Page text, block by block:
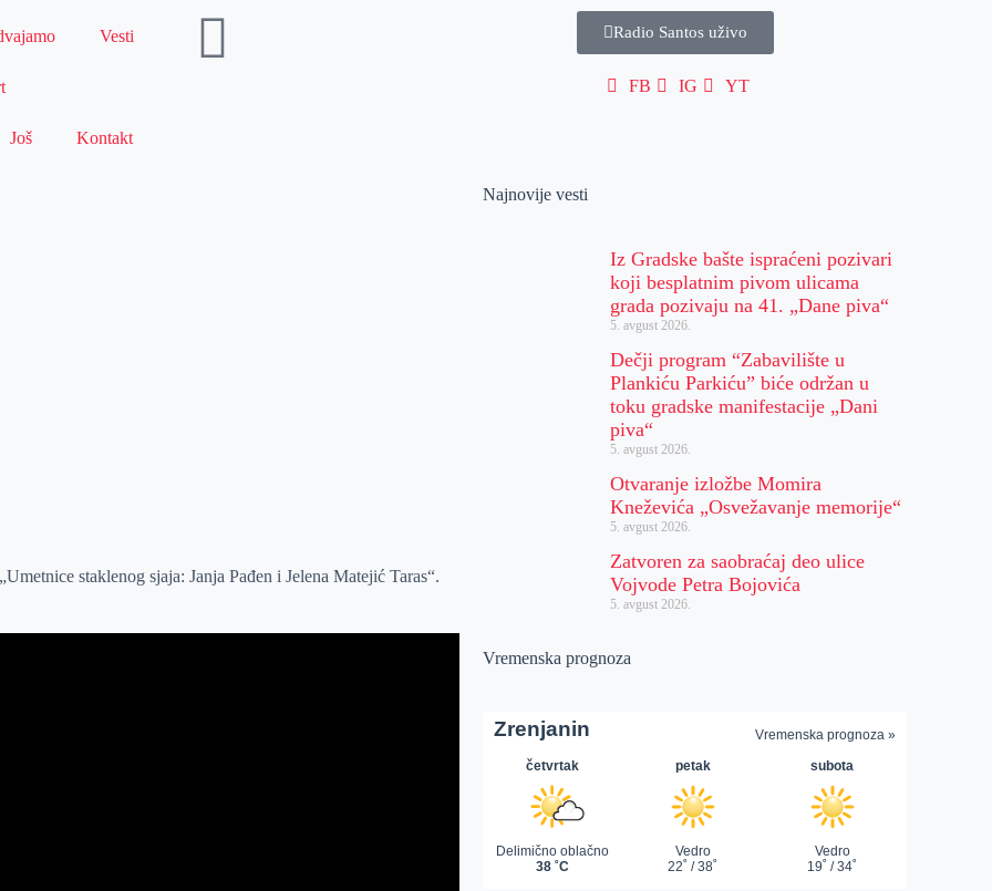
Vesti
Još Kontakt
Radio Santos uživo
FB IG YT
staklenog sjaja: Janja Pađen i Jelena Matejić Taras“.
Najnovije vesti
Iz Gradske bašte ispraćeni pozivari
koji besplatnim pivom ulicama
grada pozivaju na 41. „Dane piva“
5. avgust 2026.
Dečji program “Zabavilište u
Plankiću Parkiću” biće održan u
toku gradske manifestacije „Dani
piva“
5. avgust 2026.
Otvaranje izložbe Momira
Kneževića „Osvežavanje memorije“
5. avgust 2026.
Zatvoren za saobraćaj deo ulice
Vojvode Petra Bojovića
5. avgust 2026.
Vremenska prognoza